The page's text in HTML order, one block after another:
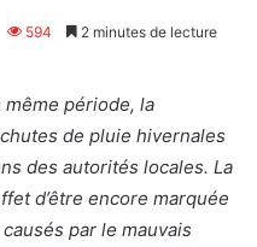
594 2 minutes de lecture
même période, la
de pluie hivernales
des autorités locales. La
d’être encore marquée
par le mauvais